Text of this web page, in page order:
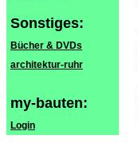
Sonstiges:
Bücher & DVDs
architektur-ruhr
my-bauten:
Login